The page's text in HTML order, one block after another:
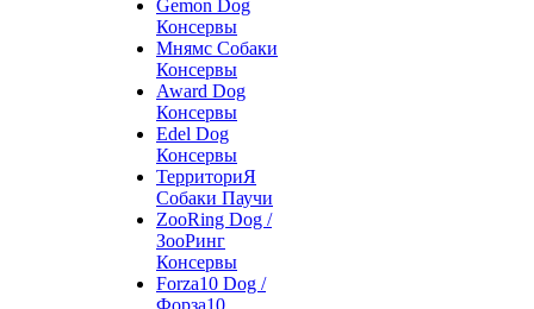
Gemon Dog
Консервы
Мнямс Собаки
Консервы
Award Dog
Консервы
Edel Dog
Консервы
ТерриториЯ
Собаки Паучи
ZooRing Dog /
ЗооРинг
Консервы
Forza10 Dog /
Форза10